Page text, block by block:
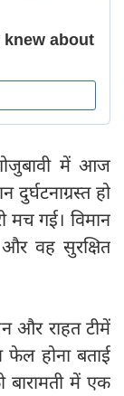
में आज
हो
मच गई। विमान
वह सुरक्षित
और राहत टीमें
होना बताई
बारामती में एक